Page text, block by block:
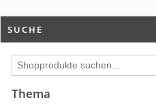
SUCHE
Thema